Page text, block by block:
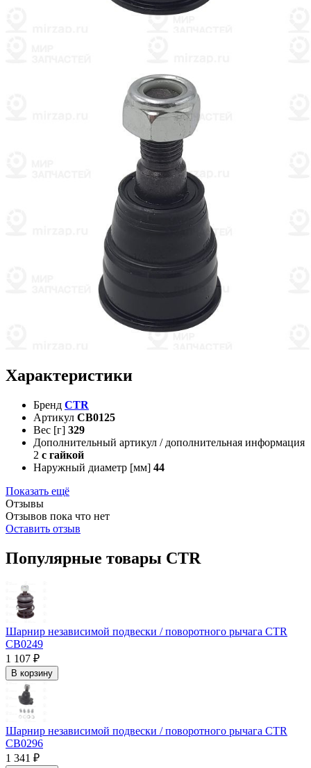
Характеристики
Бренд CTR
Артикул CB0125
Вес [г] 329
Дополнительный артикул / дополнительная информация
2 с гайкой
Наружный диаметр [мм] 44
Показать ещё
Отзывы
Отзывов пока что нет
Оставить отзыв
Популярные товары CTR
Шарнир независимой подвески / поворотного рычага CTR
CB0249
1 107 ₽
В корзину
Шарнир независимой подвески / поворотного рычага CTR
CB0296
1 341 ₽